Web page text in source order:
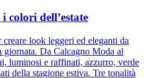
colori dell’estate
look leggeri ed eleganti da
giornata. Da Calcagno Moda al
luminosi e raffinati, azzurro, verde
della stagione estiva. Tre tonalità